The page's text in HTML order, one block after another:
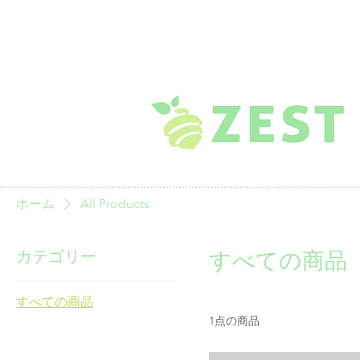
ホーム All Products
カテゴリー
すべての商品
すべての商品
1点の商品